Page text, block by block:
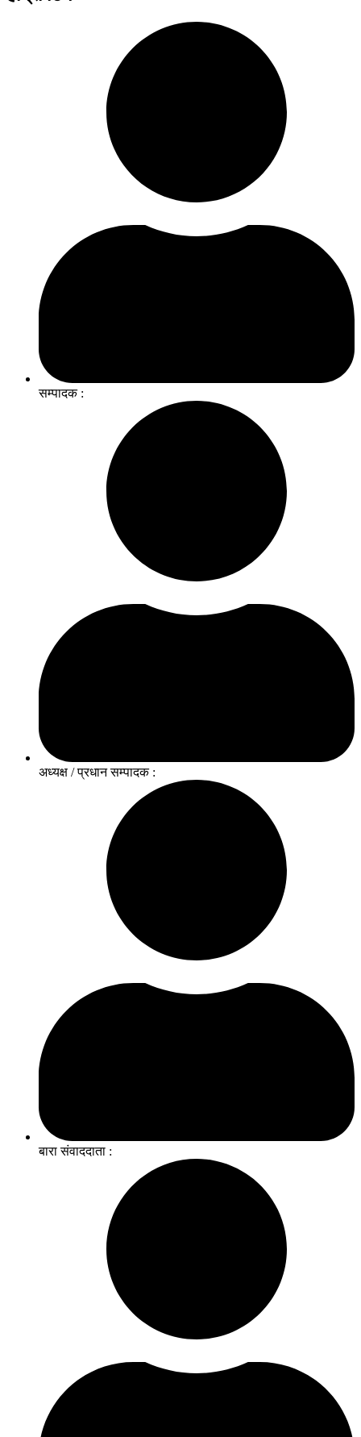
सम्पादक :
अध्यक्ष / प्रधान सम्पादक :
बारा संवाददाता :